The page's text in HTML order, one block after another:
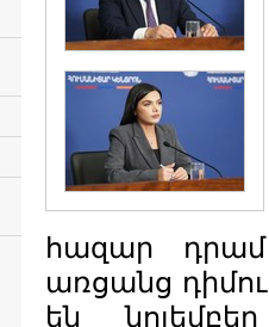
հազար դրամ
առցանց
են